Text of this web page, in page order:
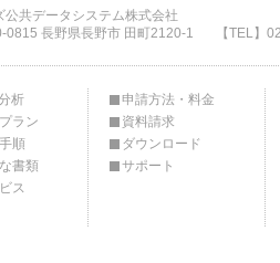
公共データシステム株式会社
0815 長野県長野市 田町2120-1
【TEL】
析
ラン
順
書類
ス
申請方法・料金
資料請求
ダウンロード
サポート